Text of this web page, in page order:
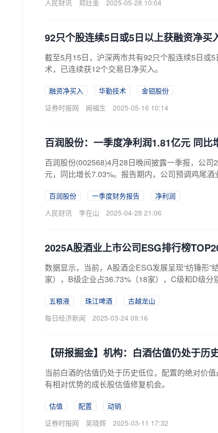
人民财讯 郑灶金 2025-05-28 10:04
92只个股连续5日或5日以上获融资净买
截至5月15日，沪深两市共有92只个股连续5日或
术，已连续获12个交易日净买入。
融资净买入 华勤技术
金钼股份
证券时报网
阙福生 2025-05-16 10:14
百润股份：一季度净利润1.81亿元 同比
百润股份(002568)4月28日晚间披露一季报，公
元，同比增长7.03%。报告期内，公司预调鸡尾
百润股份 一季度财务报告
净利润
人民财讯
李在山 2025-04-28 21:06
2025A股酒业上市公司ESG排行榜
数据显示，当前，A股酒企ESG发展呈现“纺锤形
家），B级企业占36.73%（18家），C级和D级分
五粮液 珠江啤酒
古越龙山
每日经济新闻
2025-03-24 09:16
【研报掘金】机构：白酒估值仍处于
当前白酒的估值仍处于历史低位，配置的绝对价
有相对优势的成长股估值修复机会。
估值 配置
动销
证券时报网
吴晓辉 2025-03-11 17:32